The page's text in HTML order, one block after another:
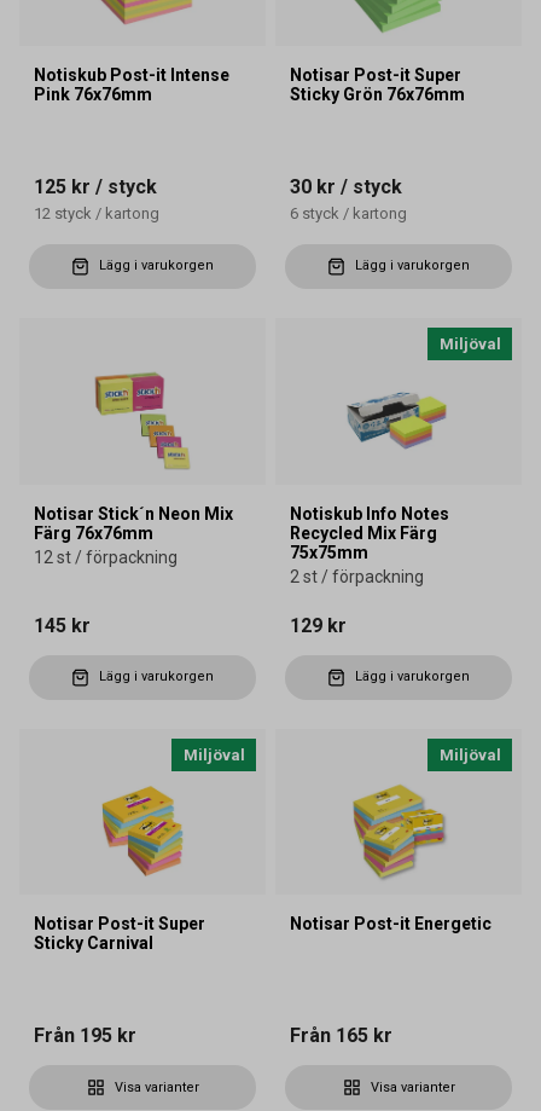
Notiskub Post-it Intense
Pink 76x76mm
125 kr / styck
12 styck / kartong
Lägg i varukorgen
Notisar Post-it Super
Sticky Grön 76x76mm
30 kr / styck
6 styck / kartong
Lägg i varukorgen
Notisar Stick´n Neon Mix
Färg 76x76mm
12 st / förpackning
145 kr
Lägg i varukorgen
Miljöval
Notiskub Info Notes
Recycled Mix Färg
75x75mm
2 st / förpackning
129 kr
Lägg i varukorgen
Miljöval
Notisar Post-it Super
Sticky Carnival
Från 195 kr
Visa varianter
Miljöval
Notisar Post-it Energetic
Från 165 kr
Visa varianter